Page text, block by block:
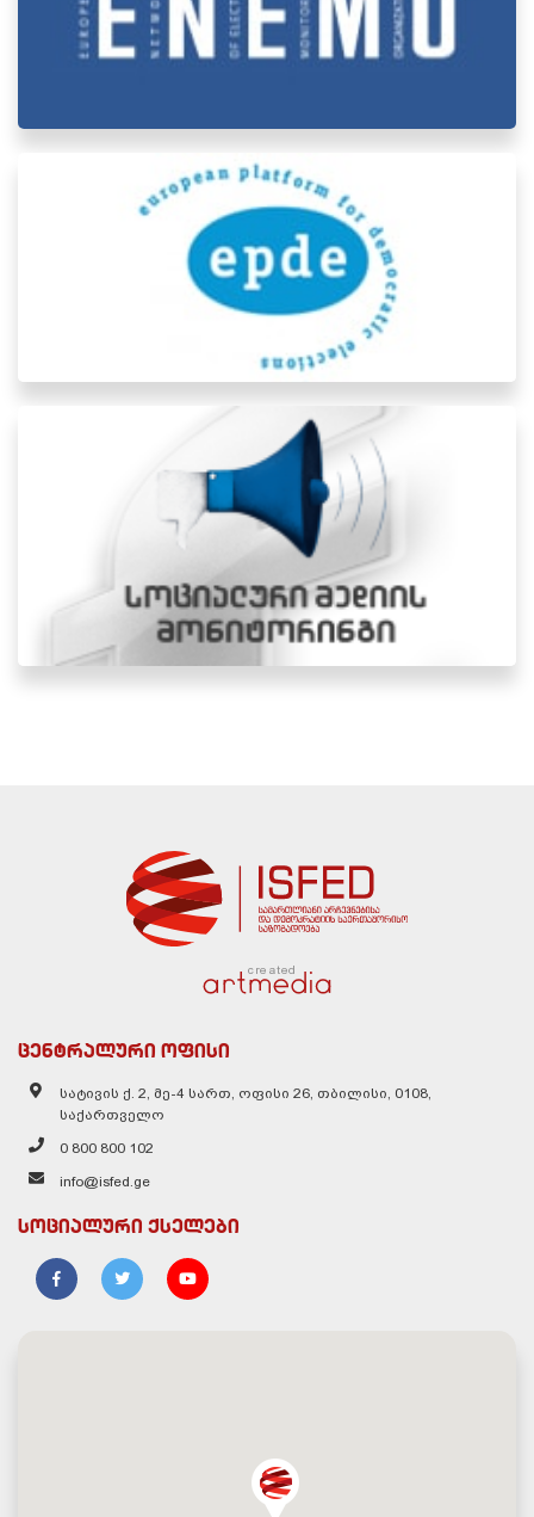
created
ცენტრალური ოფისი
სატივის ქ. 2, მე-4 სართ, ოფისი 26, თბილისი, 0108,
საქართველო
0 800 800 102
info@isfed.ge
სოციალური ქსელები